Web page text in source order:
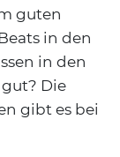
guten
in den
in den
Die
gibt es bei